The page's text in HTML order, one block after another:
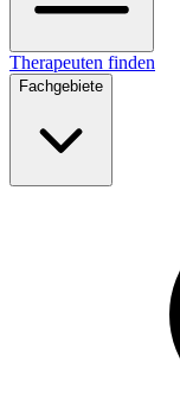
Therapeuten finden
Fachgebiete